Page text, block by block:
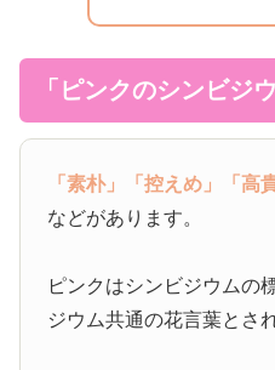
「ピンクのシンビジ
「素朴」 「控えめ」 「高
などがあります。
ピンクはシンビジウムの
ジウム共通の花言葉とさ